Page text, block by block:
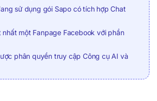
sử dụng gói Sapo có tích hợp Chat
một Fanpage Facebook với phần
phân quyền truy cập Công cụ AI và